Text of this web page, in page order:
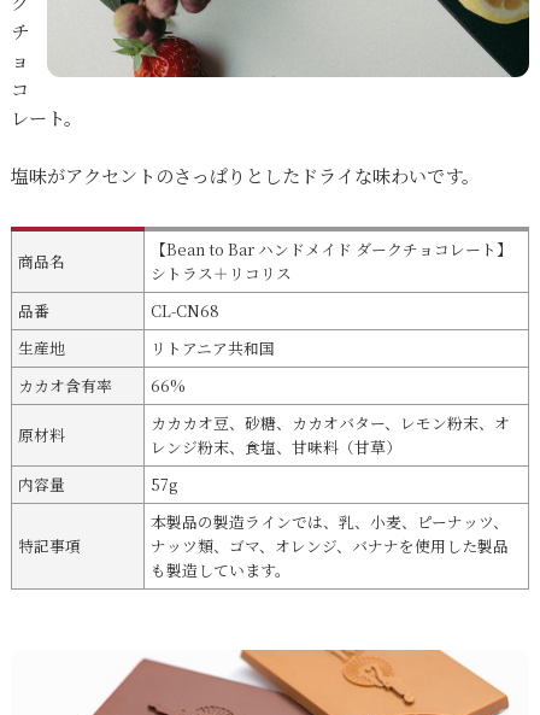
チ
ョ
コ
レート。
塩味がアクセントのさっぱりとしたドライな味わいです。
商品名
【Bean to Bar ハンドメイド ダークチョコレート】
シトラス＋リコリス
品番
CL-CN68
生産地
リトアニア共和国
カカオ含有率
66%
原材料
カカカオ豆、砂糖、カカオバター、レモン粉末、オ
レンジ粉末、食塩、甘味料（甘草）
内容量
57g
特記事項
本製品の製造ラインでは、乳、小麦、ピーナッツ、
ナッツ類、ゴマ、オレンジ、バナナを使用した製品
も製造しています。